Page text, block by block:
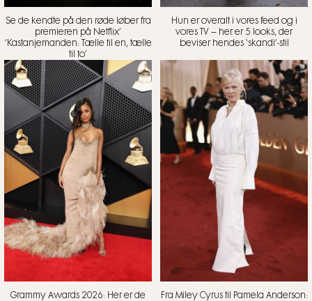
Se de kendte på den røde løber fra
premieren på Netflix’
’Kastanjemanden: Tælle til en, tælle
til to’
Hun er overalt i vores feed og i
vores TV – her er 5 looks, der
beviser hendes ‘skandi’-stil
Grammy Awards 2026: Her er de
Fra Miley Cyrus til Pamela Anderson: